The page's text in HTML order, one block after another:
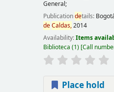
General;
Publicationdetails:
deCaldas,2014
Availability:Items
Biblioteca (1) Call
Place hold